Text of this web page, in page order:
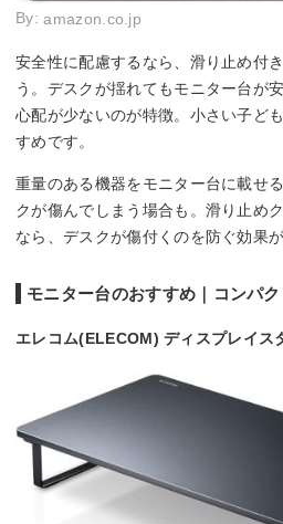
By:amazon.co.jp
安全性に配慮するなら、滑り止め付
う。デスクが揺れてもモニター台が
心配が少ないのが特徴。小さい子ど
すめです。
重量のある機器をモニター台に載せ
クが傷んでしまう場合も。滑り止め
なら、デスクが傷付くのを防ぐ効果
モニター台のおすすめ｜コンパ
エレコム(ELECOM) ディスプレイス